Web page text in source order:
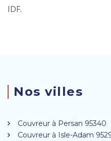
IDF.
Nos villes
Couvreur à Persan 95340
Couvreur à Isle-Adam